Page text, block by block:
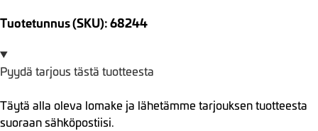
Tuotetunnus (SKU): 68244
Pyydä tarjous tästä tuotteesta
Täytä alla oleva lomake ja lähetämme tarjouksen tuotteesta
suoraan sähköpostiisi.